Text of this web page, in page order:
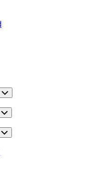
Toggle
Child
Menu
Toggle
Child
Menu
Toggle
Child